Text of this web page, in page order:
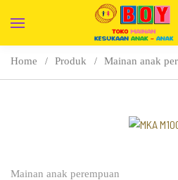
Home Produk Mainan anak
Mainan anak perempuan